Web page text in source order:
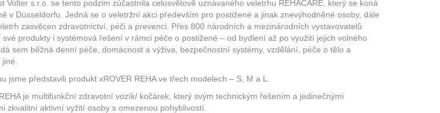
Volter s.r.o. se tento podzim zúčastnila celosvětově uznávaného veletrhu REHACARE, který se koná
v Düsseldorfu. Jedná se o veletržní akci především pro postižené a jinak znevýhodněné osoby, dále
zasvěcen zdravotnictví, péči a prevenci. Přes 800 národních a mezinárodních vystavovatelů
své produkty i systémová řešení v rámci péče o postižené – od bydlení až po využití jejich volného
sem běžná denní péče, domácnost a výživa, bezpečnostní systémy, vzdělání, péče o tělo a
jsme představili produkt xROVER REHA ve třech modelech – S, M a L.
je multifunkční zdravotní vozík/ kočárek, který svým technickým řešením a jedinečnými
zkvalitní aktivní vyžití osoby s omezenou pohyblivostí.